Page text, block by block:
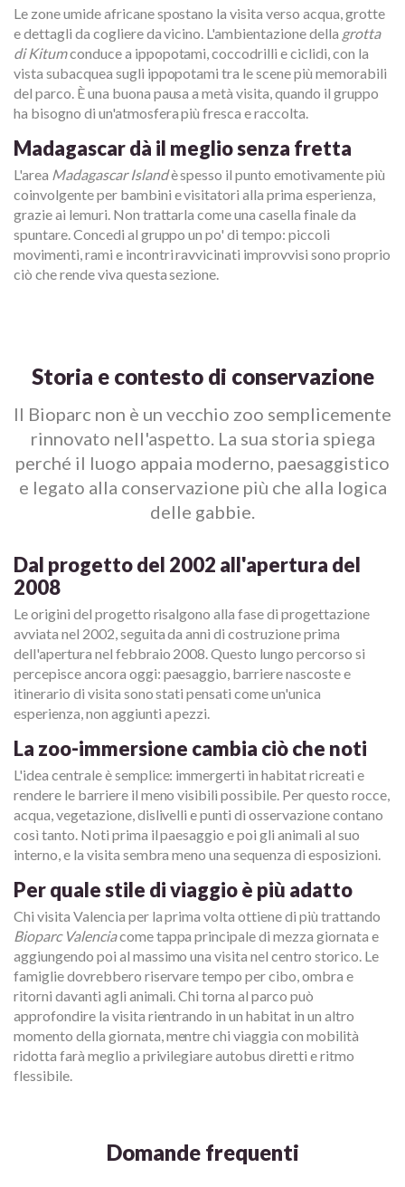
Le zone umide africane spostano la visita verso acqua, grotte
e dettagli da cogliere da vicino. L'ambientazione della grotta
di Kitumconduce a ippopotami, coccodrilli e ciclidi, con la
vista subacquea sugli ippopotami tra le scene più memorabili
del parco. È una buona pausa a metà visita, quando il gruppo
ha bisogno di un'atmosfera più fresca e raccolta.
Madagascar dà il meglio senza fretta
L'area Madagascar Islandè spesso il punto emotivamente più
coinvolgente per bambini e visitatori alla prima esperienza,
grazie ai lemuri. Non trattarla come una casella finale da
spuntare. Concedi al gruppo un po' di tempo: piccoli
movimenti, rami e incontri ravvicinati improvvisi sono proprio
ciò che rende viva questa sezione.
Storia e contesto di conservazione
Il Bioparc non è un vecchio zoo semplicemente
rinnovato nell'aspetto. La sua storia spiega
perché il luogo appaia moderno, paesaggistico
e legato alla conservazione più che alla logica
delle gabbie.
Dal progetto del 2002 all'apertura del
2008
Le origini del progetto risalgono alla fase di progettazione
avviata nel 2002, seguita da anni di costruzione prima
dell'apertura nel febbraio 2008. Questo lungo percorso si
percepisce ancora oggi: paesaggio, barriere nascoste e
itinerario di visita sono stati pensati come un'unica
esperienza, non aggiunti a pezzi.
La zoo-immersione cambia ciò che noti
L'idea centrale è semplice: immergerti in habitat ricreati e
rendere le barriere il meno visibili possibile. Per questo rocce,
acqua, vegetazione, dislivelli e punti di osservazione contano
così tanto. Noti prima il paesaggio e poi gli animali al suo
interno, e la visita sembra meno una sequenza di esposizioni.
Per quale stile di viaggio è più adatto
Chi visita Valencia per la prima volta ottiene di più trattando
Bioparc Valenciacome tappa principale di mezza giornata e
aggiungendo poi al massimo una visita nel centro storico. Le
famiglie dovrebbero riservare tempo per cibo, ombra e
ritorni davanti agli animali. Chi torna al parco può
approfondire la visita rientrando in un habitat in un altro
momento della giornata, mentre chi viaggia con mobilità
ridotta farà meglio a privilegiare autobus diretti e ritmo
flessibile.
Domande frequenti